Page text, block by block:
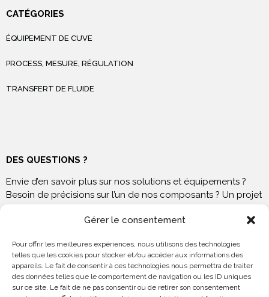
Gérer le consentement
Pour offrir les meilleures expériences, nous utilisons des technologies
telles que les cookies pour stocker et/ou accéder aux informations des
appareils. Le fait de consentir à ces technologies nous permettra de traiter
des données telles que le comportement de navigation ou les ID uniques
sur ce site. Le fait de ne pas consentir ou de retirer son consentement
CATÉGORIES
ÉQUIPEMENT DE CUVE
PROCESS, MESURE, RÉGULATION
TRANSFERT DE FLUIDE
DES QUESTIONS ?
Envie d’en savoir plus sur nos solutions et équipements ?
Besoin de précisions sur l’un de nos composants ? Un projet
NOUS RENDRE VISITE